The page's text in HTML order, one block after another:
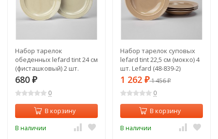
Набор тарелок
обеденных lefard tint 24 см
(фисташковый) 2 шт.
Lefard (48-854-1)
680 ₽
0
В корзину
В наличии
Набор тарелок суповых
lefard tint 22,5 см (мокко) 4
шт. Lefard (48-839-2)
1 262 ₽1 456₽
0
В корзину
В наличии